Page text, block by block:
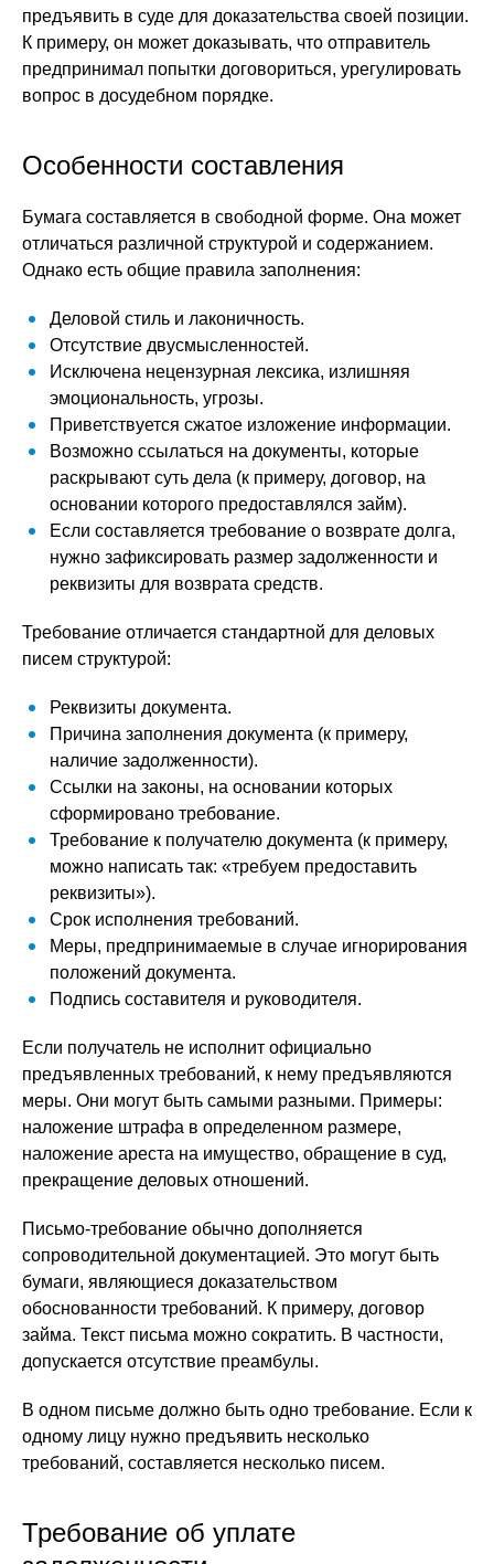
предъявить в суде для доказательства своей позиции.
К примеру, он может доказывать, что отправитель
предпринимал попытки договориться, урегулировать
вопрос в досудебном порядке.
Особенности составления
Бумага составляется в свободной форме. Она может
отличаться различной структурой и содержанием.
Однако есть общие правила заполнения:
Деловой стиль и лаконичность.
Отсутствие двусмысленностей.
Исключена нецензурная лексика, излишняя
эмоциональность, угрозы.
Приветствуется сжатое изложение информации.
Возможно ссылаться на документы, которые
раскрывают суть дела (к примеру, договор, на
основании которого предоставлялся займ).
Если составляется требование о возврате долга,
нужно зафиксировать размер задолженности и
реквизиты для возврата средств.
Требование отличается стандартной для деловых
писем структурой:
Реквизиты документа.
Причина заполнения документа (к примеру,
наличие задолженности).
Ссылки на законы, на основании которых
сформировано требование.
Требование к получателю документа (к примеру,
можно написать так: «требуем предоставить
реквизиты»).
Срок исполнения требований.
Меры, предпринимаемые в случае игнорирования
положений документа.
Подпись составителя и руководителя.
Если получатель не исполнит официально
предъявленных требований, к нему предъявляются
меры. Они могут быть самыми разными. Примеры:
наложение штрафа в определенном размере,
наложение ареста на имущество, обращение в суд,
прекращение деловых отношений.
Письмо-требование обычно дополняется
сопроводительной документацией. Это могут быть
бумаги, являющиеся доказательством
обоснованности требований. К примеру, договор
займа. Текст письма можно сократить. В частности,
допускается отсутствие преамбулы.
В одном письме должно быть одно требование. Если к
одному лицу нужно предъявить несколько
требований, составляется несколько писем.
Требование об уплате